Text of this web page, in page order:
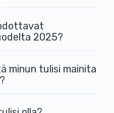
2025?
minun tulisi mainita